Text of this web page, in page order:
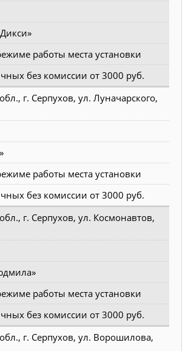
работы места установки
без комиссии от 3000 руб.
г. Серпухов, ул. Луначарского,
работы места установки
без комиссии от 3000 руб.
г. Серпухов, ул. Космонавтов,
работы места установки
без комиссии от 3000 руб.
г. Серпухов, ул. Ворошилова,